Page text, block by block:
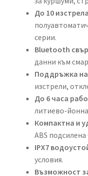
До 10
серии.
Bluetooth
данни към
Поддръжка
изстрели,
До 6 часа
литиево-
Компактна и
ABS подсилена
IPX7
условия.
Възможност